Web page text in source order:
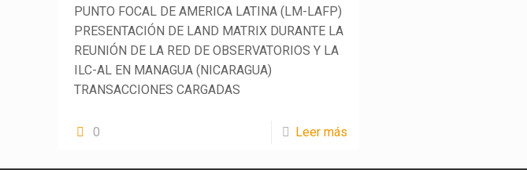
PUNTO FOCAL DE AMERICA LATINA (LM-LAFP)
PRESENTACIÓN DE LAND MATRIX DURANTE LA
REUNIÓN DE LA RED DE OBSERVATORIOS Y LA
ILC-AL EN MANAGUA (NICARAGUA)
TRANSACCIONES CARGADAS
0 Leer más